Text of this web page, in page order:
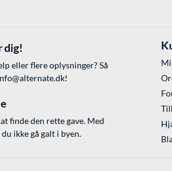
dig!
eller flere oplysninger? Så
!
finde den rette gave. Med
ikke gå galt i byen.